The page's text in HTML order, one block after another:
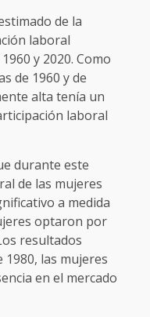
de la
laboral
y 2020. Como
de 1960 y de
alta tenía un
laboral
durante este
de las mujeres
a medida
optaron por
resultados
las mujeres
en el mercado